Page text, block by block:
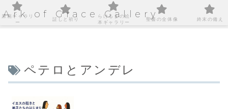
Ark of Grace Gallery
ペテロとアンデレ
原画ギャラリ
ー
証しと祈り
らけるまの絵
本ギャラリー
聖書の全体像 終末の備え